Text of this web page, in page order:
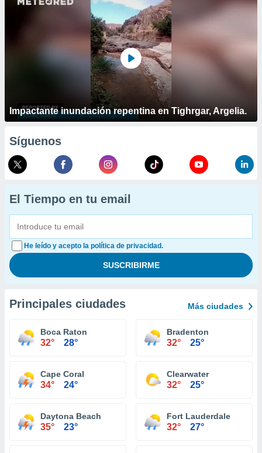
Impactante inundación repentina en Tighrgar, Argelia.
Síguenos
El Tiempo en tu email
He leído y acepto la política de privacidad.
Principales ciudades Más ciudades
Boca Raton
32° 28°
Bradenton
32° 25°
Cape Coral
34° 24°
Clearwater
32° 25°
Daytona Beach
35° 23°
Fort Lauderdale
32° 27°